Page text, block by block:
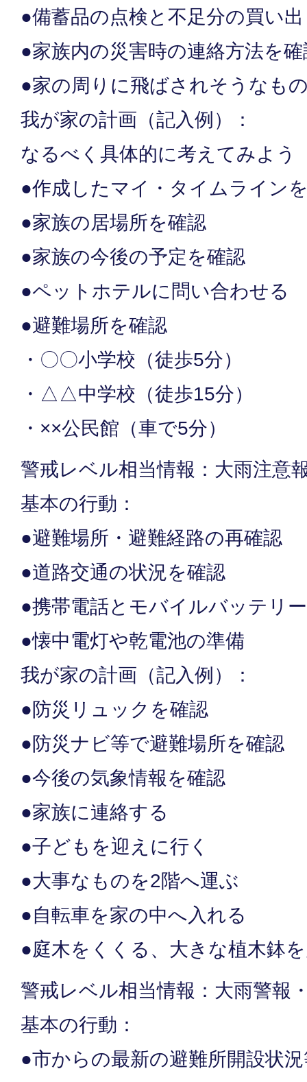
●備蓄品の点検と不足分の買い
●家族内の災害時の連絡方法を確
●家の周りに飛ばされそうなも
我が家の計画（記入例）：
なるべく具体的に考えてみよう
●作成したマイ・タイムライン
●家族の居場所を確認
●家族の今後の予定を確認
●ペットホテルに問い合わせる
●避難場所を確認
・〇〇小学校（徒歩5分）
・△△中学校（徒歩15分）
・××公民館（車で5分）
警戒レベル相当情報：大雨注意
基本の行動：
●避難場所・避難経路の再確認
●道路交通の状況を確認
●携帯電話とモバイルバッテリ
●懐中電灯や乾電池の準備
我が家の計画（記入例）：
●防災リュックを確認
●防災ナビ等で避難場所を確認
●今後の気象情報を確認
●家族に連絡する
●子どもを迎えに行く
●大事なものを2階へ運ぶ
●自転車を家の中へ入れる
●庭木をくくる、大きな植木鉢
警戒レベル相当情報：大雨警報
基本の行動：
●市からの最新の避難所開設状